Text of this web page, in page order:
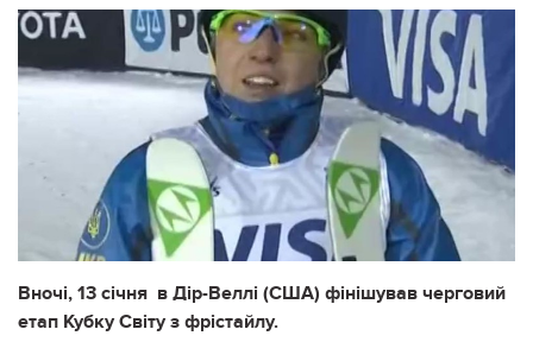
Вночі, 13 січня в Дір-Веллі (США) фінішував черговий
етап Кубку Світу з фрістайлу.